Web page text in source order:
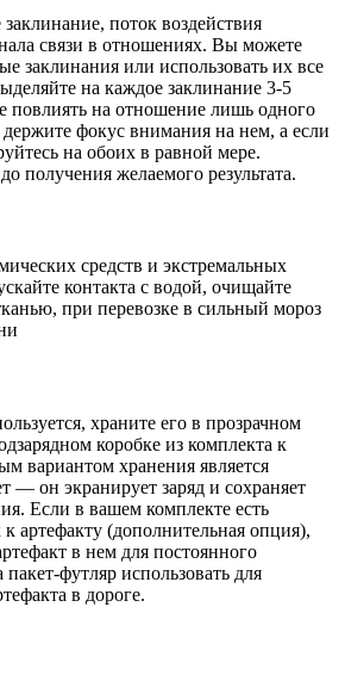
поток воздействия
связи в отношениях. Вы можете
заклинания или использовать их все
на каждое заклинание 3-5
повлиять на отношение лишь одного
держите фокус внимания на нем, а если
на обоих в равной мере.
получения желаемого результата.
средств и экстремальных
контакта с водой, очищайте
при перевозке в сильный мороз
храните его в прозрачном
коробке из комплекта к
вариантом хранения является
— он экранирует заряд и сохраняет
Если в вашем комплекте есть
артефакту (дополнительная опция),
в нем для постоянного
футляр использовать для
в дороге.